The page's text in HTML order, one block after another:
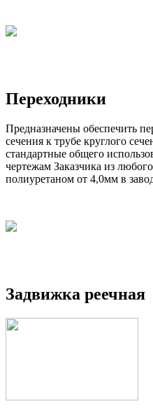
Переходники
Предназначены обеспечить
сечения к трубе круглого
стандартные общего
чертежам Заказчика из
полиуретаном от 4,0мм в
Задвижка реечная